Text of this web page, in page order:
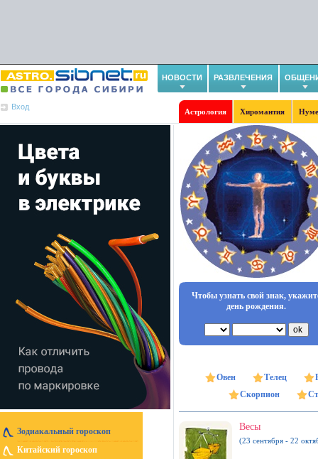
НОВОСТИ РАЗВЛЕЧЕНИЯ
Вход
Астрология Хиромантия
Зодиакальный гороскоп
Китайский гороскоп
Чтобы узнать свой знак,
день рождения.
Овен Телец
Скорпион
Весы
(23 сентября - 22